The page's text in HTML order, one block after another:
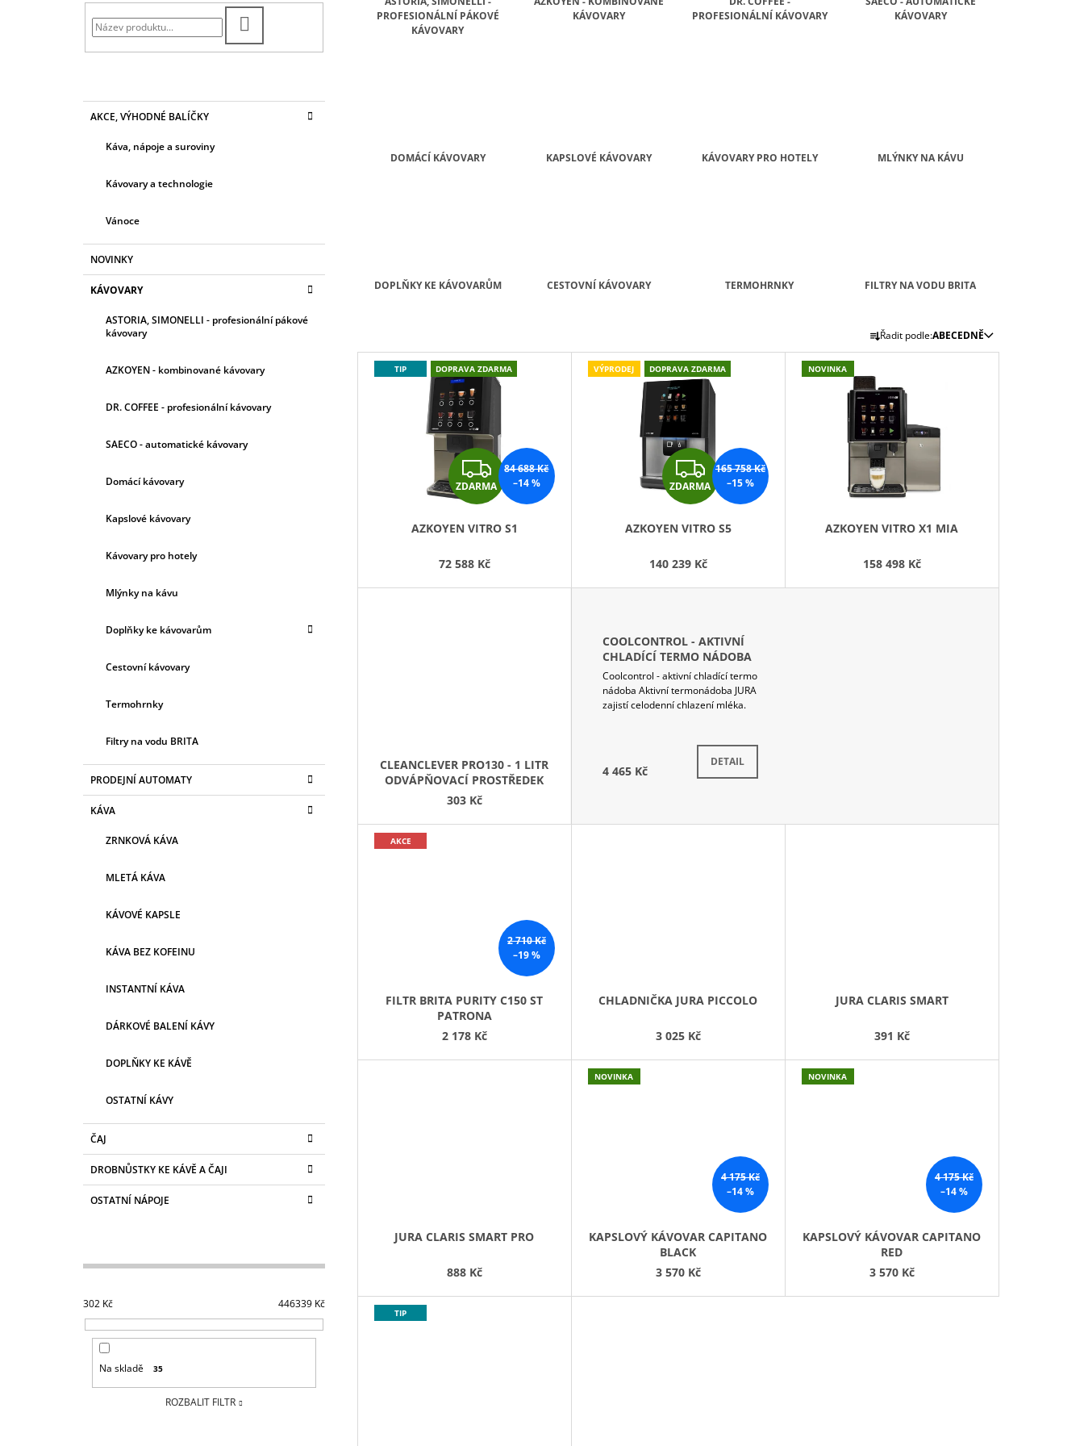
kategorie
K
AAKCE, VÝHODNÉ BALÍČKY
Káva, nápoje a suroviny
Kávovary a technologie
Vánoce
NOVINKY
KÁVOVARY
ASTORIA, SIMONELLI - profesionální pákové
kávovary
AZKOYEN - kombinované kávovary
DR. COFFEE - profesionální kávovary
SAECO - automatické kávovary
Domácí kávovary
Kapslové kávovary
Kávovary pro hotely
Mlýnky na kávu
Doplňky ke kávovarům
Cestovní kávovary
Termohrnky
Filtry na vodu BRITA
PRODEJNÍ AUTOMATY
KÁVA
ZRNKOVÁ KÁVA
MLETÁ KÁVA
KÁVOVÉ KAPSLE
KÁVA BEZ KOFEINU
INSTANTNÍ KÁVA
DÁRKOVÉ BALENÍ KÁVY
DOPLŇKY KE KÁVĚ
OSTATNÍ KÁVY
ČAJ
DROBNŮSTKY KE KÁVĚ A ČAJI
OSTATNÍ NÁPOJE
302 Kč 446339 Kč
Na skladě 35
ROZBALIT FILTR
PROFESIONÁLNÍ PÁKOVÉ
KÁVOVARY
KÁVOVARY
PROFESIONÁLNÍ KÁVOVARY
KÁVOVARY
DOMÁCÍ KÁVOVARY KAPSLOVÉ KÁVOVARY KÁVOVARY PRO HOTELY MLÝNKY NA KÁVU
DOPLŇKY KE KÁVOVARŮM CESTOVNÍ KÁVOVARY TERMOHRNKY FILTRY NA VODU BRITA
Ř
A
Z
E
N
Í
P
R
O
D
U
K
T
Řadit podle:ABECEDNĚ
V
T
Z
D
A
R
M
ZDARMA
84 688 Kč
–14 %
TIP DOPRAVA ZDARMA
AZKOYEN VITRO S1
72 588 Kč
Z
D
A
R
M
ZDARMA
165 758 Kč
–15 %
VÝPRODEJ DOPRAVA ZDARMA
AZKOYEN VITRO S5
140 239 Kč
NOVINKA
AZKOYEN VITRO X1 MIA
158 498 Kč
CLEANCLEVER PRO130 - 1 LITR
ODVÁPŇOVACÍ PROSTŘEDEK
303 Kč
COOLCONTROL - AKTIVNÍ
CHLADÍCÍ TERMO NÁDOBA
Coolcontrol - aktivní chladící termo
nádoba Aktivní termonádoba JURA
zajistí celodenní chlazení mléka.
4 465 Kč
DETAIL
2 710 Kč
–19 %
AKCE
FILTR BRITA PURITY C150 ST
PATRONA
2 178 Kč
CHLADNIČKA JURA PICCOLO
3 025 Kč
JURA CLARIS SMART
391 Kč
JURA CLARIS SMART PRO
888 Kč
4 175 Kč
–14 %
NOVINKA
KAPSLOVÝ KÁVOVAR CAPITANO
BLACK
3 570 Kč
4 175 Kč
–14 %
NOVINKA
KAPSLOVÝ KÁVOVAR CAPITANO
RED
3 570 Kč
TIP
Původně:10 769 Kč
694 Kč
Původně:918 Kč
301 Kč